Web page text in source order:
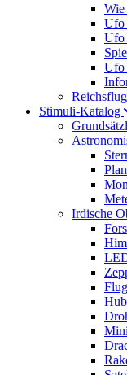
Wie
Ufo
Ufo
Ufo
Stimuli-Katalog
Irdische